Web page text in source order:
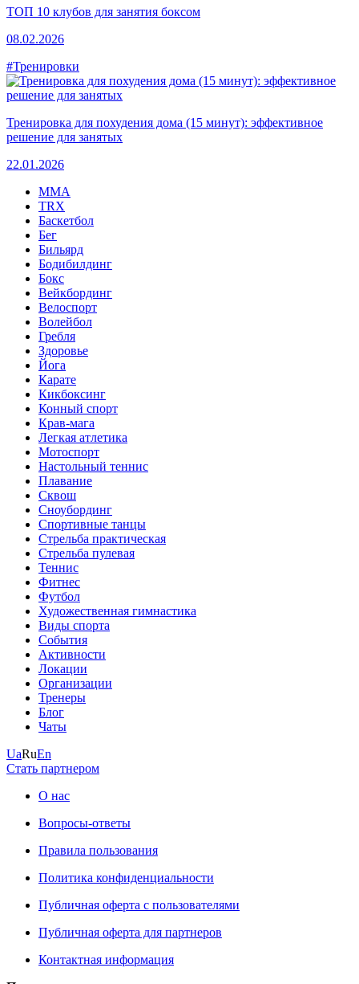
ТОП 10 клубов для занятия боксом
08.02.2026
#Тренировки
Тренировка для похудения дома (15 минут): эффективное
решение для занятых
22.01.2026
MMA
TRX
Баскетбол
Бег
Бильярд
Бодибилдинг
Бокс
Вейкбординг
Велоспорт
Волейбол
Гребля
Здоровье
Йога
Карате
Кикбоксинг
Конный спорт
Крав-мага
Легкая атлетика
Мотоспорт
Настольный теннис
Плавание
Сквош
Сноубординг
Спортивные танцы
Стрельба практическая
Стрельба пулевая
Теннис
Фитнес
Футбол
Художественная гимнастика
Виды спорта
События
Активности
Локации
Организации
Тренеры
Блог
Чаты
UaRuEn
Стать партнером
О нас
Вопросы-ответы
Правила пользования
Политика конфиденциальности
Публичная оферта с пользователями
Публичная оферта для партнеров
Контактная информация